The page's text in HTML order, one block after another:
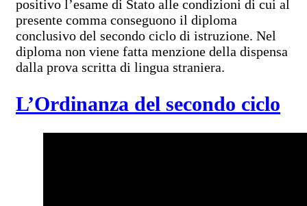
positivo l’esame di Stato alle condizioni di cui al
presente comma conseguono il diploma
conclusivo del secondo ciclo di istruzione. Nel
diploma non viene fatta menzione della dispensa
dalla prova scritta di lingua straniera.
L’Ordinanza del secondo ciclo